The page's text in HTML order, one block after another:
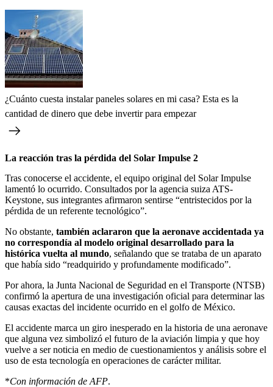
¿Cuánto cuesta instalar paneles solares en mi casa? Esta es la
cantidad de dinero que debe invertir para empezar
La reacción tras la pérdida del Solar Impulse 2
Tras conocerse el accidente, el equipo original del Solar Impulse
lamentó lo ocurrido. Consultados por la agencia suiza ATS-
Keystone, sus integrantes afirmaron sentirse “entristecidos por la
pérdida de un referente tecnológico”.
No obstante, también aclararon que la aeronave accidentada ya
no correspondía al modelo original desarrollado para la
histórica vuelta al mundo, señalando que se trataba de un aparato
que había sido “readquirido y profundamente modificado”.
Por ahora, la Junta Nacional de Seguridad en el Transporte (NTSB)
confirmó la apertura de una investigación oficial para determinar las
causas exactas del incidente ocurrido en el golfo de México.
El accidente marca un giro inesperado en la historia de una aeronave
que alguna vez simbolizó el futuro de la aviación limpia y que hoy
vuelve a ser noticia en medio de cuestionamientos y análisis sobre el
uso de esta tecnología en operaciones de carácter militar.
*Con información de AFP.